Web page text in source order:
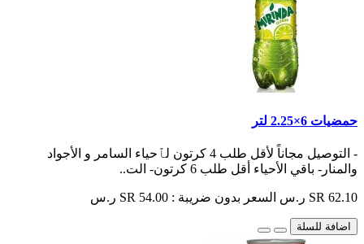
حمضيات 6×2.25 لتر
- التوصيل مجاناً لأقل طلب 4 كرتون لٱحياء السامر و الأجواد
والمنار- باقي الأحياء أقل طلب 6 كرتون- الت..
SR 62.10 ر.س السعر بدون ضريبة : SR 54.00 ر.س
اضافة للسلة